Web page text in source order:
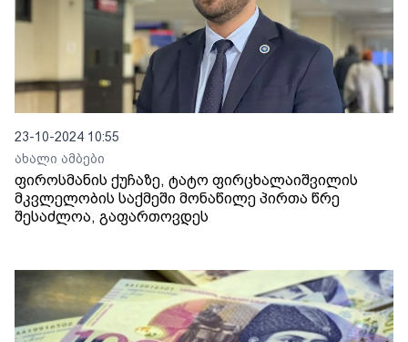
23-10-2024 10:55
ახალი ამბები
ფიროსმანის ქუჩაზე, ტატო ფირცხალაიშვილის
მკვლელობის საქმეში მონაწილე პირთა წრე
შესაძლოა, გაფართოვდეს